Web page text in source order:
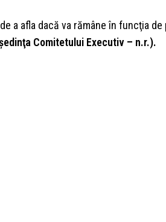
a afla dacă va rămâne în funcţia
Comitetului Executiv – n.r.).